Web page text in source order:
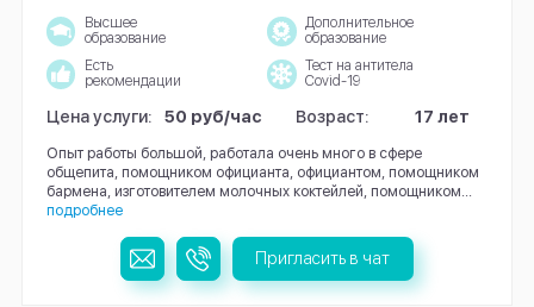
Высшее
образование
Дополнительное
образование
Есть
рекомендации
Тест на антитела
Covid-19
Цена услуги: 50 руб/час Возраст: 17 лет
Опыт работы большой, работала очень много в сфере
общепита, помощником официанта, официантом, помощником
бармена, изготовителем молочных коктейлей, помощником...
подробнее
Пригласить в чат